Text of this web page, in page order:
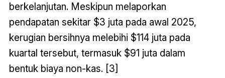
berkelanjutan. Meskipun melaporkan
pendapatan sekitar $3 juta pada awal 2025,
kerugian bersihnya melebihi $114 juta pada
kuartal tersebut, termasuk $91 juta dalam
bentuk biaya non-kas. [3]